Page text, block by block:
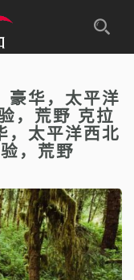
豪华，太平洋
，荒野 克拉
，太平洋西北
，荒野